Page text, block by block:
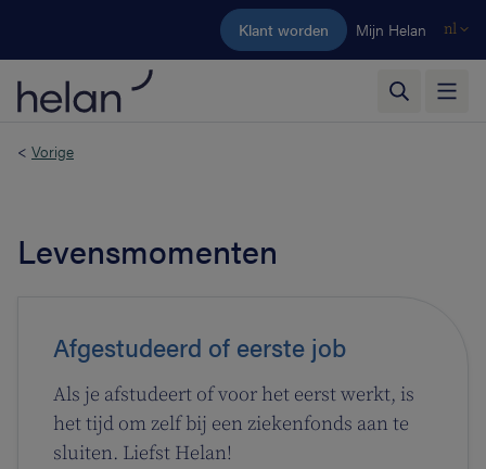
Ga naar de hoofdinhoud
Klant worden Mijn Helan nl
< Vorige
Levensmomenten
Afgestudeerd of eerste job
Als je afstudeert of voor het eerst werkt, is
het tijd om zelf bij een ziekenfonds aan te
sluiten. Liefst Helan!